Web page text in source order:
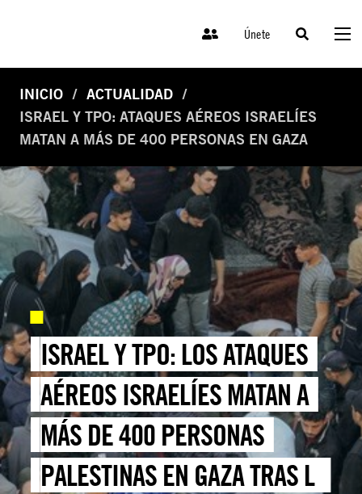
Únete
INICIO
ACTUALIDAD
ISRAEL Y TPO: ATAQUES AÉREOS ISRAELÍES
MATAN A MÁS DE 400 PERSONAS EN GAZA
ISRAEL Y TPO: LOS ATAQUES
AÉREOS ISRAELÍES MATAN A
MÁS DE 400 PERSONAS
PALESTINAS EN GAZA TRAS LA